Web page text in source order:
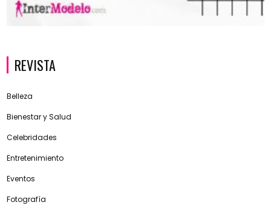
REVISTA
Belleza
Bienestar y Salud
Celebridades
Entretenimiento
Eventos
Fotografía